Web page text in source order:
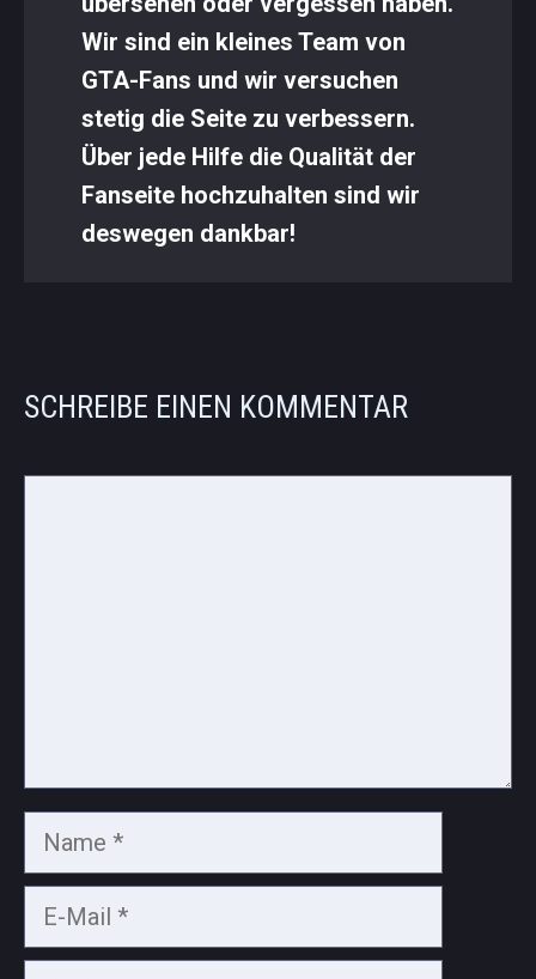
Wir sind ein kleines Team von
GTA-Fans und wir versuchen
stetig die Seite zu verbessern.
Über jede Hilfe die Qualität der
Fanseite hochzuhalten sind wir
deswegen dankbar!
SCHREIBE EINEN KOMMENTAR
Name
Mail